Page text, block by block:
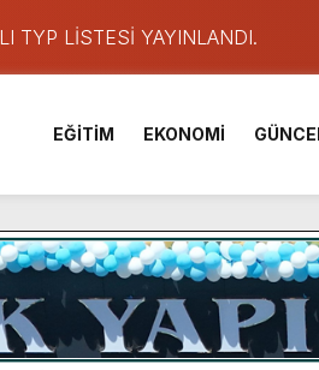
TYP LİSTESİ YAYINLANDI.
Bulut ve Yavuz’un Ezgileriyle
de olduğu Filistin
Günü KAFUM’da Sahne Alacak.
Erdoğan, Ayser Çalık Ortaokulu
Kaymakam Muammer
Ağustos Fuarı’na Tam Not.
2 Bin Genç Doğa ve
EĞİTİM EKONOMİ